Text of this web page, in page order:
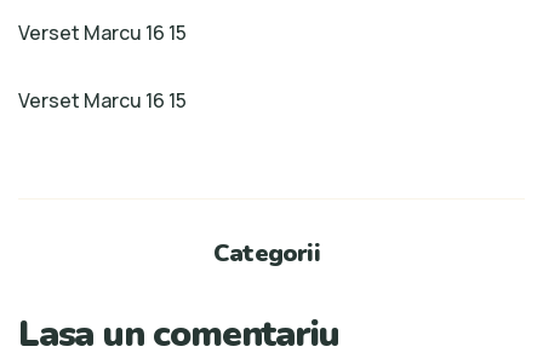
Verset Marcu 16 15
Verset Marcu 16 15
Categorii
Lasa un comentariu